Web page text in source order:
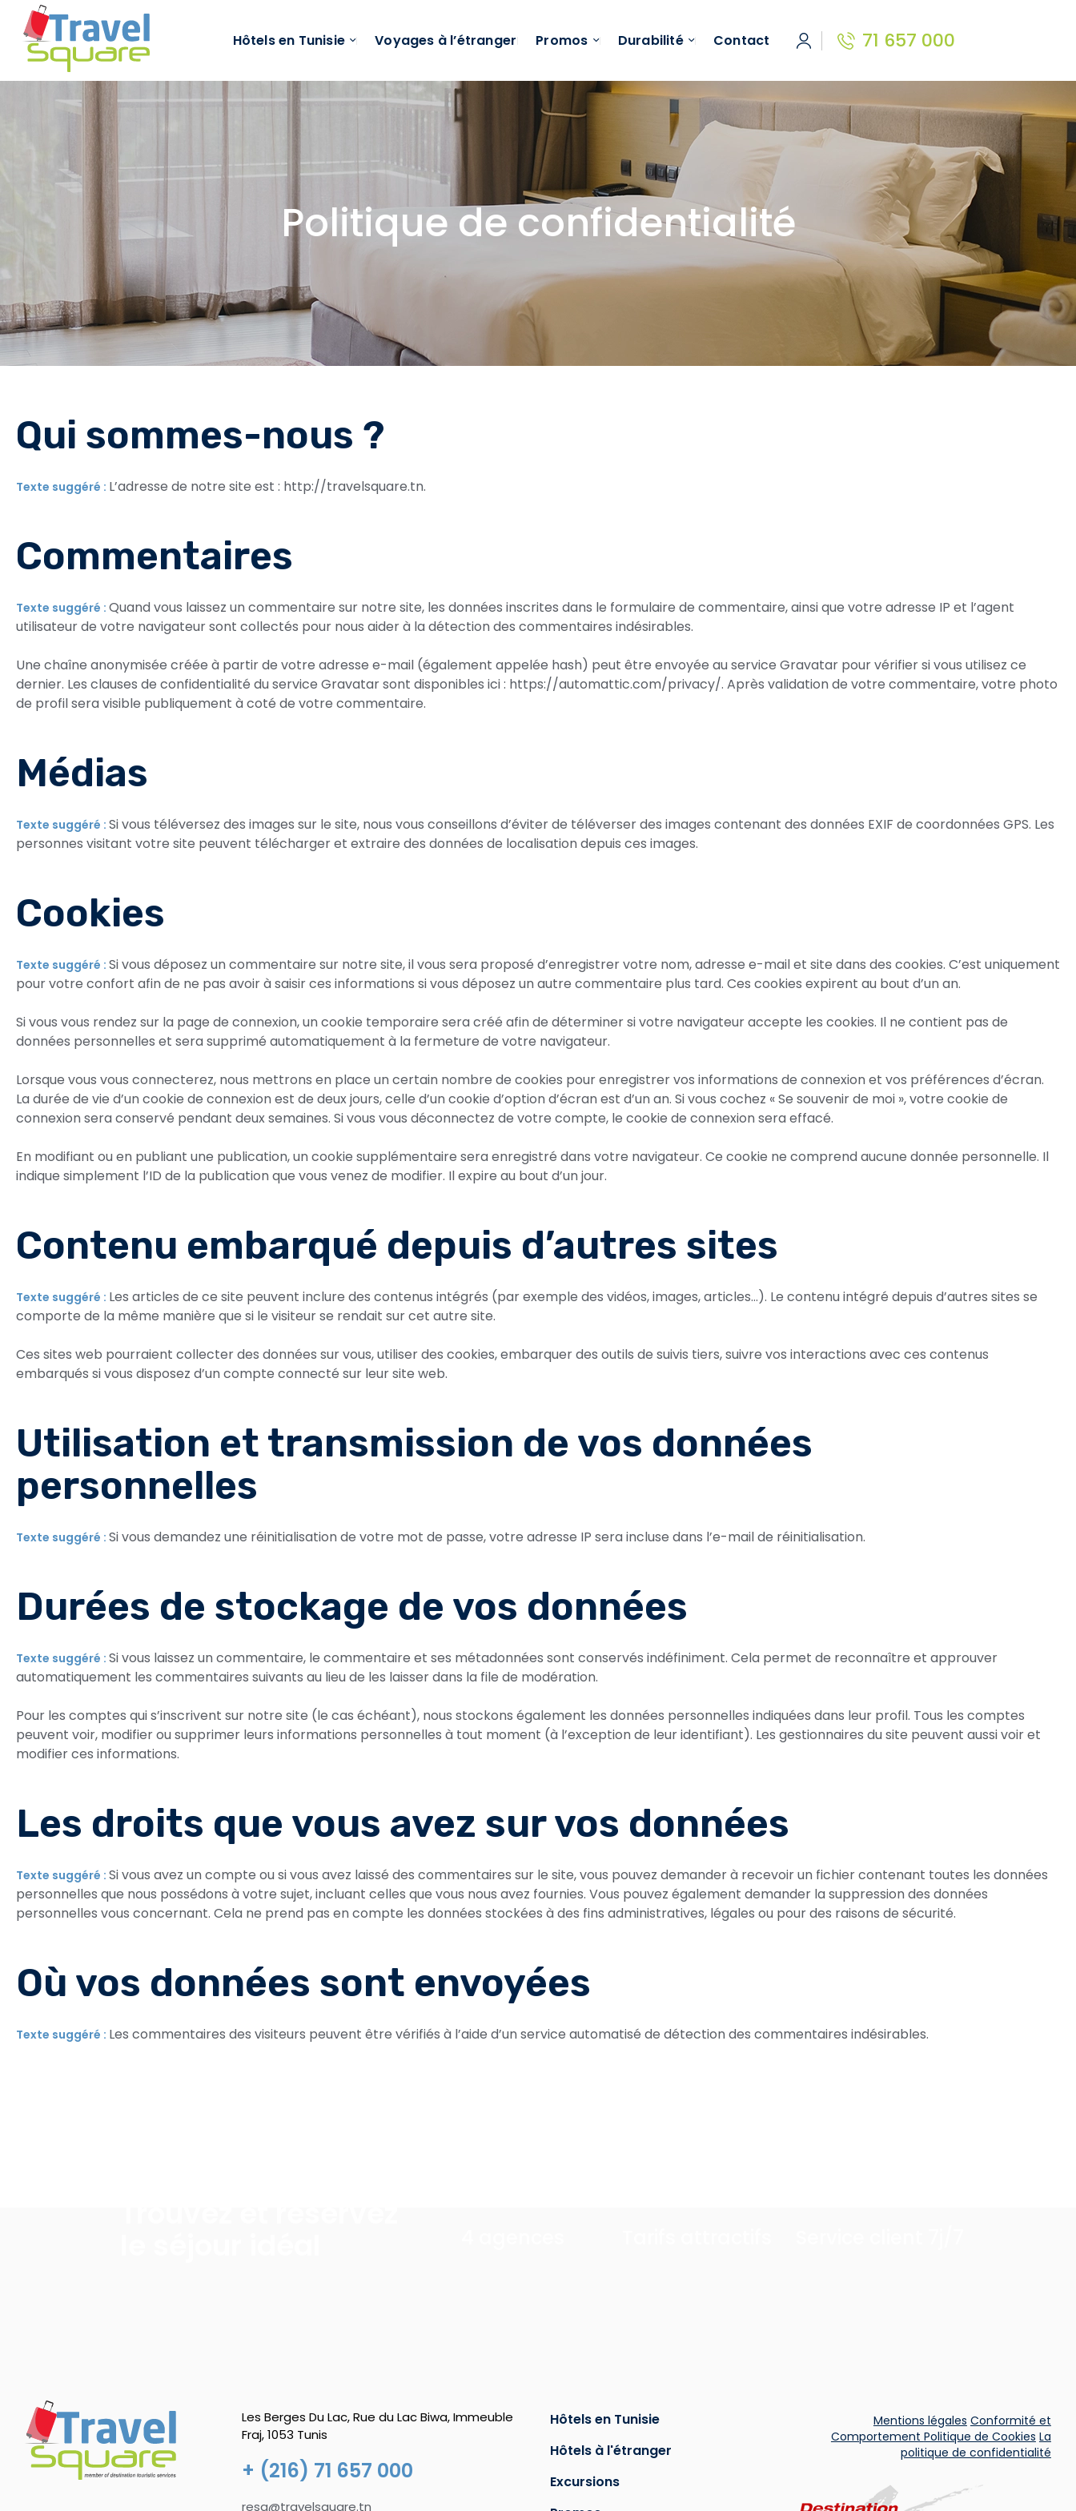
Hôtels en Tunisie Voyages à l’étranger Promos Durabilité Contact 71 657 000
Politique de confidentialité
Qui sommes-nous ?
Texte suggéré : L’adresse de notre site est : http://travelsquare.tn.
Commentaires
Texte suggéré : Quand vous laissez un commentaire sur notre site, les données inscrites dans le formulaire de commentaire, ainsi que votre adresse IP et l’agent
utilisateur de votre navigateur sont collectés pour nous aider à la détection des commentaires indésirables.
Une chaîne anonymisée créée à partir de votre adresse e-mail (également appelée hash) peut être envoyée au service Gravatar pour vérifier si vous utilisez ce
dernier. Les clauses de confidentialité du service Gravatar sont disponibles ici : https://automattic.com/privacy/. Après validation de votre commentaire, votre photo
de profil sera visible publiquement à coté de votre commentaire.
Médias
Texte suggéré : Si vous téléversez des images sur le site, nous vous conseillons d’éviter de téléverser des images contenant des données EXIF de coordonnées GPS. Les
personnes visitant votre site peuvent télécharger et extraire des données de localisation depuis ces images.
Cookies
Texte suggéré : Si vous déposez un commentaire sur notre site, il vous sera proposé d’enregistrer votre nom, adresse e-mail et site dans des cookies. C’est uniquement
pour votre confort afin de ne pas avoir à saisir ces informations si vous déposez un autre commentaire plus tard. Ces cookies expirent au bout d’un an.
Si vous vous rendez sur la page de connexion, un cookie temporaire sera créé afin de déterminer si votre navigateur accepte les cookies. Il ne contient pas de
données personnelles et sera supprimé automatiquement à la fermeture de votre navigateur.
Lorsque vous vous connecterez, nous mettrons en place un certain nombre de cookies pour enregistrer vos informations de connexion et vos préférences d’écran.
La durée de vie d’un cookie de connexion est de deux jours, celle d’un cookie d’option d’écran est d’un an. Si vous cochez « Se souvenir de moi », votre cookie de
connexion sera conservé pendant deux semaines. Si vous vous déconnectez de votre compte, le cookie de connexion sera effacé.
En modifiant ou en publiant une publication, un cookie supplémentaire sera enregistré dans votre navigateur. Ce cookie ne comprend aucune donnée personnelle. Il
indique simplement l’ID de la publication que vous venez de modifier. Il expire au bout d’un jour.
Contenu embarqué depuis d’autres sites
Texte suggéré : Les articles de ce site peuvent inclure des contenus intégrés (par exemple des vidéos, images, articles…). Le contenu intégré depuis d’autres sites se
comporte de la même manière que si le visiteur se rendait sur cet autre site.
Ces sites web pourraient collecter des données sur vous, utiliser des cookies, embarquer des outils de suivis tiers, suivre vos interactions avec ces contenus
embarqués si vous disposez d’un compte connecté sur leur site web.
Utilisation et transmission de vos données
personnelles
Texte suggéré : Si vous demandez une réinitialisation de votre mot de passe, votre adresse IP sera incluse dans l’e-mail de réinitialisation.
Durées de stockage de vos données
Texte suggéré : Si vous laissez un commentaire, le commentaire et ses métadonnées sont conservés indéfiniment. Cela permet de reconnaître et approuver
automatiquement les commentaires suivants au lieu de les laisser dans la file de modération.
Pour les comptes qui s’inscrivent sur notre site (le cas échéant), nous stockons également les données personnelles indiquées dans leur profil. Tous les comptes
peuvent voir, modifier ou supprimer leurs informations personnelles à tout moment (à l’exception de leur identifiant). Les gestionnaires du site peuvent aussi voir et
modifier ces informations.
Les droits que vous avez sur vos données
Texte suggéré : Si vous avez un compte ou si vous avez laissé des commentaires sur le site, vous pouvez demander à recevoir un fichier contenant toutes les données
personnelles que nous possédons à votre sujet, incluant celles que vous nous avez fournies. Vous pouvez également demander la suppression des données
personnelles vous concernant. Cela ne prend pas en compte les données stockées à des fins administratives, légales ou pour des raisons de sécurité.
Où vos données sont envoyées
Texte suggéré : Les commentaires des visiteurs peuvent être vérifiés à l’aide d’un service automatisé de détection des commentaires indésirables.
Les Berges Du Lac, Rue du Lac Biwa, Immeuble
Fraj, 1053 Tunis
+ (216) 71 657 000
resa@travelsquare.tn
Hôtels en Tunisie
Hôtels à l'étranger
Excursions
Mentions légales Conformité et
Comportement Politique de Cookies La
politique de confidentialité